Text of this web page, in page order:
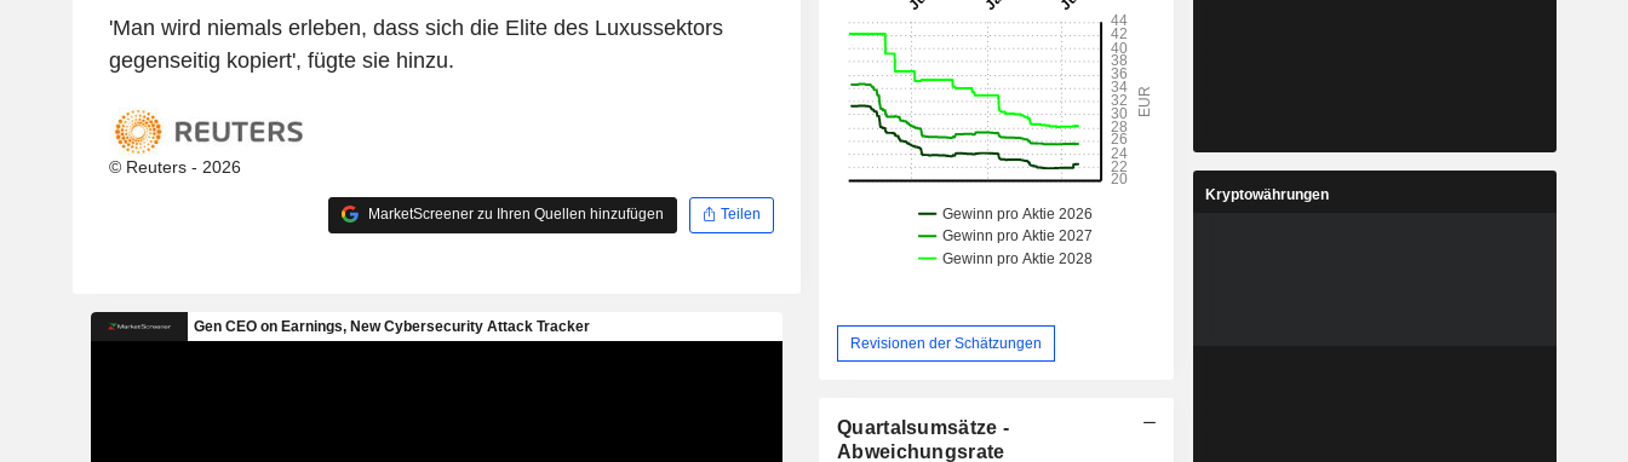
'Man wird niemals erleben, dass sich die Elite des Luxussektors
gegenseitig kopiert', fügte sie hinzu.
© Reuters - 2026
MarketScreener zu Ihren Quellen hinzufügen Teilen
Revisionen der Schätzungen
Quartalsumsätze -
Abweichungsrate
Kryptowährungen